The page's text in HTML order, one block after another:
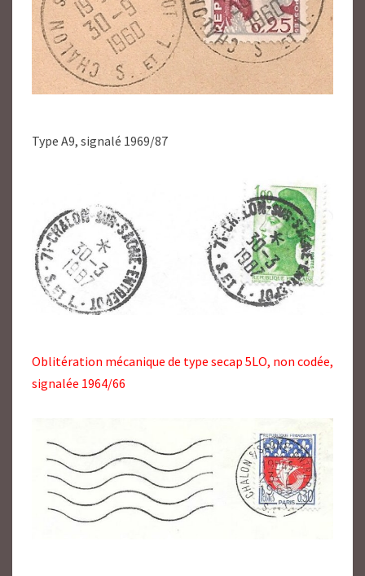
Type A9, signalé 1969/87
Oblitération mécanique de type secap 5LO, non codée,
signalée 1964/66